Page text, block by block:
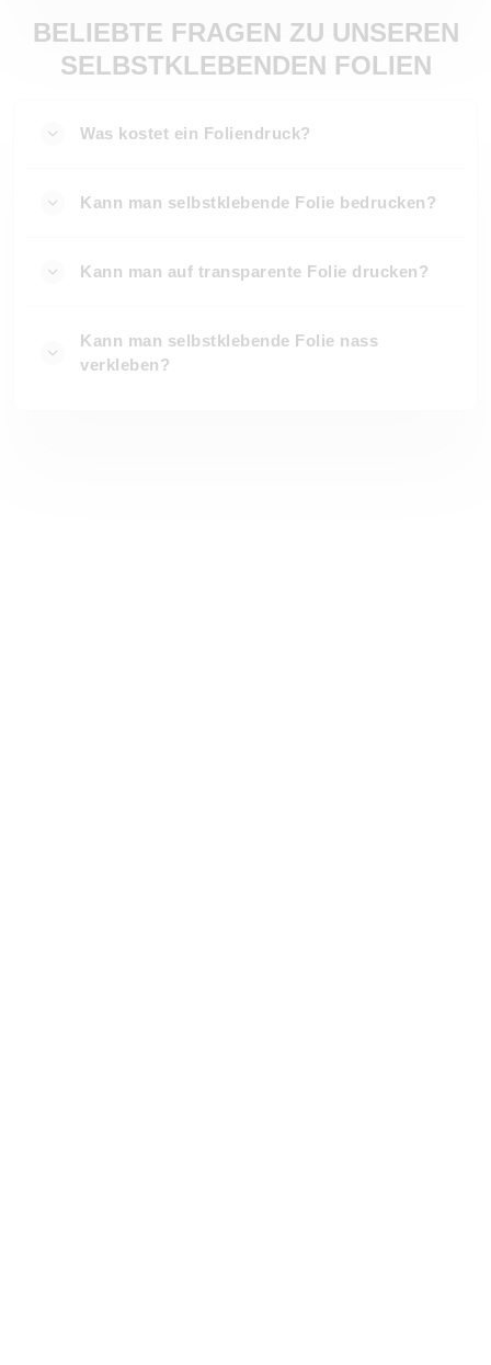
BELIEBTE FRAGEN ZU UNSEREN
SELBSTKLEBENDEN FOLIEN
Was kostet ein Foliendruck?
Kann man selbstklebende Folie bedrucken?
Kann man auf transparente Folie drucken?
Kann man selbstklebende Folie nass
verkleben?